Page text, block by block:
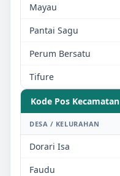
Mayau
Pantai Sagu
Perum Bersatu
Tifure
Kode Pos Kecamatan
DESA / KELURAHAN
Dorari Isa
Faudu